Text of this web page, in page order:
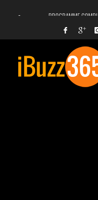
PROGRAMME
FACEBOOK, INSTAGRAM ET
UNE VIDÉO 4K MONTRE
LANCEMENT
DÉCÈS DE L’EX-PRÉSIDENT